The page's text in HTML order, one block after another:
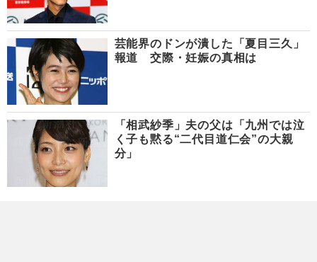
芸能界のドンが潰した「夏目三久」
報道 交際・妊娠の真相は
「相武紗季」夫の父は「九州では泣
く子も黙る“二代目道仁会”の大親
分」